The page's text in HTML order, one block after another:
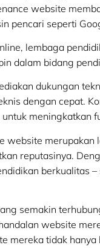
website
pencari seperti
lembaga
dalam bidang
dukungan
dengan cepat.
meningkatkan
website
reputasinya.
berkualitas
semakin
website
mereka tidak